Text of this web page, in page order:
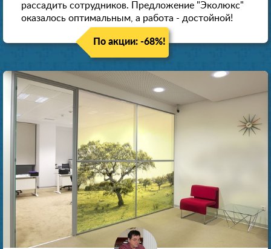
рассадить сотрудников. Предложение "Эколюкс"
оказалось оптимальным, а работа - достойной!
По акции: -68%!